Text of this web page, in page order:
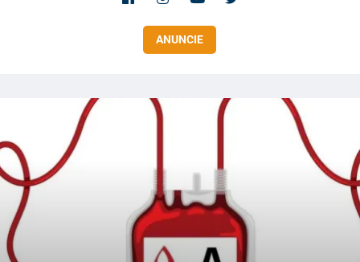
ANUNCIE